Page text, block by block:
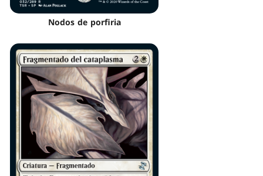
Nodos de porfiria